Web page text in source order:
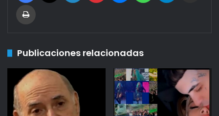
Imprimir
Publicaciones relacionadas